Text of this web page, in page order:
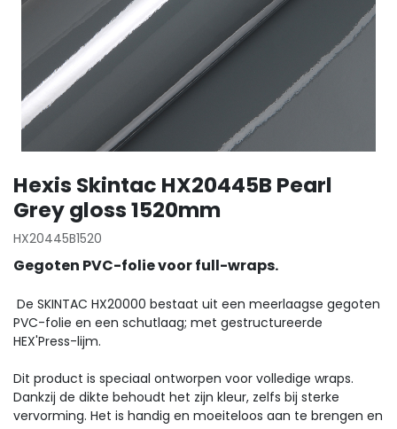
Hexis Skintac HX20445B Pearl
Grey gloss 1520mm
HX20445B1520
Gegoten PVC-folie voor full-wraps.
De SKINTAC HX20000 bestaat uit een meerlaagse gegoten
PVC-folie en een schutlaag; met gestructureerde
HEX'Press-lijm.
Dit product is speciaal ontworpen voor volledige wraps.
Dankzij de dikte behoudt het zijn kleur, zelfs bij sterke
vervorming. Het is handig en moeiteloos aan te brengen en